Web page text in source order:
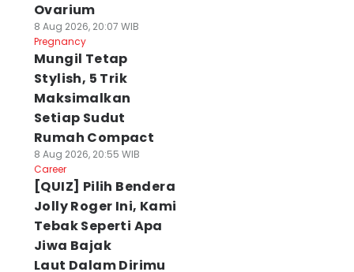
Ovarium
8 Aug 2026, 20:07 WIB
Pregnancy
Mungil Tetap
Stylish, 5 Trik
Maksimalkan
Setiap Sudut
Rumah Compact
8 Aug 2026, 20:55 WIB
Career
[QUIZ] Pilih Bendera
Jolly Roger Ini, Kami
Tebak Seperti Apa
Jiwa Bajak
Laut Dalam Dirimu